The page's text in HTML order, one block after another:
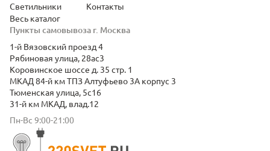
Пункты самовывоза г. Москва
1-й Вязовский проезд 4
Рябиновая улица, 28ас3
Коровинское шоссе д. 35 стр. 1
МКАД 84-й км ТПЗ Алтуфьево 3А корпус 3
Тюменская улица, 5с16
31-й км МКАД, влад.12
Пн-Вс 9:00-21:00
Светильники
Весь каталог
Контакты